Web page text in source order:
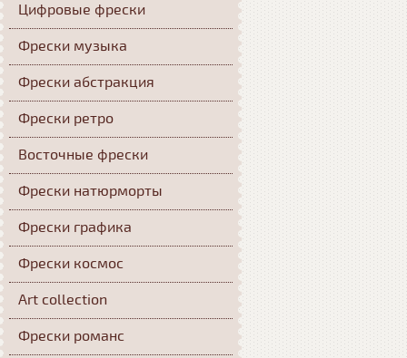
Цифровые фрески
Фрески музыка
Фрески абстракция
Фрески ретро
Восточные фрески
Фрески натюрморты
Фрески графика
Фрески космос
Art collection
Фрески романс